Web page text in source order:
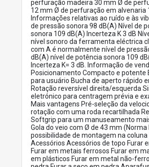
perfuração madeira 30 mm Ø de
12 mm Ø de perfuração em alvenaria
Informações relativas ao ruído e às
de pressão sonora 98 dB(A) Nível de
sonora 109 dB(A) Incerteza K 3 dB
nível sonoro da ferramenta eléctrica
com A é normalmente nível de
dB(A) nível de potência sonora 109
Incerteza K= 3 dB. Informação de
Posicionamento Compacto e potente
para usuário Bucha de aperto rápido
Rotação reversível direita/esquerda
eletrónico para centragem prévia e
Mais vantagens Pré-seleção da
rotação com uma roda recartilhada
Softgrip para um manuseamento
Gola do veio com Ø de 43 mm (Norma
possibilidade de montagem na
Acessórios Acessórios de topo Furar
Furar em metais ferrosos Furar em
em plásticos Furar em metal não-